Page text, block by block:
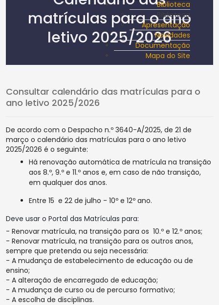
Biblioteca
Biblioteca
Apresentação
Novidades
Documentação
Mapa do Site
matrículas para o ano
letivo 2025/2026
Consultar calendário das matrículas para o
ano letivo 2025/2026
De acordo com o Despacho n.º 3640-A/2025, de 21 de
março o calendário das matrículas para o ano letivo
2025/2026 é o seguinte:
Há renovação automática de matrícula na transição
aos 8.º, 9.º e 11.º anos e, em caso de não transição,
em qualquer dos anos.
Entre 15 e 22 de julho - 10º e 12º ano.
Deve usar o Portal das Matrículas para:
- Renovar matrícula, na transição para os 10.º e 12.º anos;
- Renovar matrícula, na transição para os outros anos,
sempre que pretenda ou seja necessária:
- A mudança de estabelecimento de educação ou de
ensino;
- A alteração de encarregado de educação;
- A mudança de curso ou de percurso formativo;
- A escolha de disciplinas.